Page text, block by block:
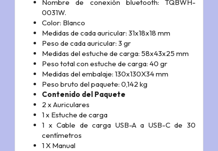
Nombre de conexión bluetooth: TQBWH-
0031W.
Color: Blanco
Medidas de cada auricular: 31x18x18 mm
Peso de cada auricular: 3 gr
Medidas del estuche de carga: 58x43x25 mm
Peso total con estuche de carga: 40 gr
Medidas del embalaje: 130x130X34 mm
Peso bruto del paquete: 0,142 kg
Contenido del Paquete
2 x Auriculares
1 x Estuche de carga
1 x Cable de carga USB-A a USB-C de 30
centímetros
1 X Manual